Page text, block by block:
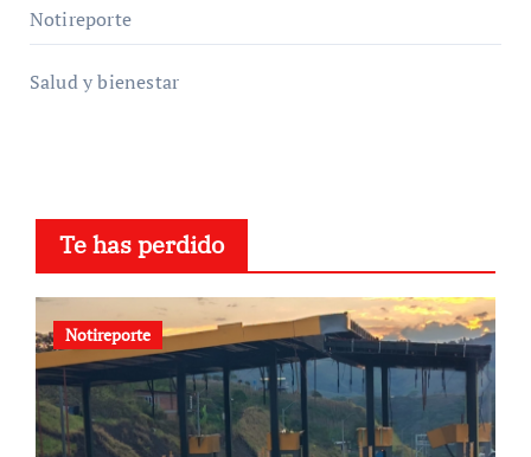
Notireporte
Salud y bienestar
Te has perdido
Notireporte